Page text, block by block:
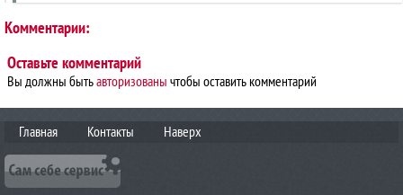
Комментарии:
Оставьте комментарий
Вы должны бытьавторизованы чтобы оставить комментарий
Главная Контакты Наверх